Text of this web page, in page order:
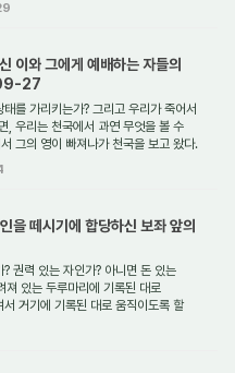
이와 그에게 예배하는 자들의
27
를 가리키는가? 그리고 우리가 죽어서
, 우리는 천국에서 과연 무엇을 볼 수
그의 영이 빠져나가 천국을 보고 왔다.
을 떼시기에 합당하신 보좌 앞의
권력 있는 자인가? 아니면 돈 있는
져 있는 두루마리에 기록된 대로
거기에 기록된 대로 움직이도록 할